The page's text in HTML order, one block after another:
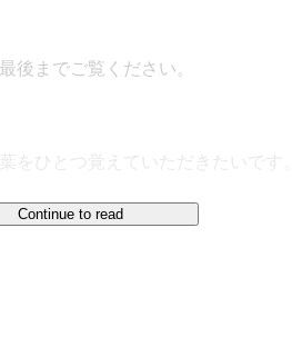
後までご覧ください。
をひとつ覚えていただきたいです。
Continue to read